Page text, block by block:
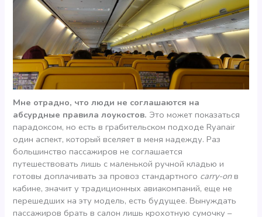
Мне отрадно, что люди не соглашаются на
абсурдные правила лоукостов. Это может показаться
парадоксом, но есть в грабительском подходе Ryanair
один аспект, который вселяет в меня надежду. Раз
большинство пассажиров не соглашается
путешествовать лишь с маленькой ручной кладью и
готовы доплачивать за провоз стандартного carry-onв
кабине, значит у традиционных авиакомпаний, еще не
перешедших на эту модель, есть будущее. Вынуждать
пассажиров брать в салон лишь крохотную сумочку –